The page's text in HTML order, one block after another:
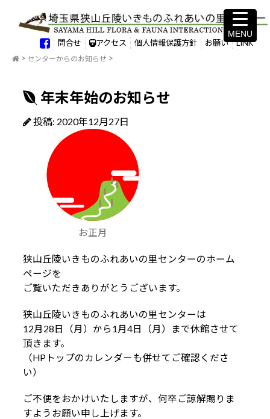
問合せ アクセス 個人情報保護方針 お願い LINK
センターからのお知らせ
年末年始のお知らせ
投稿: 2020年12月27日
お正月
狭山丘陵いきものふれあいの里センターのホーム
ページを
ご覧いただきありがとうございます。
狭山丘陵いきものふれあいの里センターは
12月28日（月）から1月4日（月）まで休館させて
頂きます。
（HPトップのカレンダーも併せてご確認くださ
い）
ご不便をおかけいたしますが、何卒ご諒解賜りま
すようお願い申し上げます。
MENU
MENU